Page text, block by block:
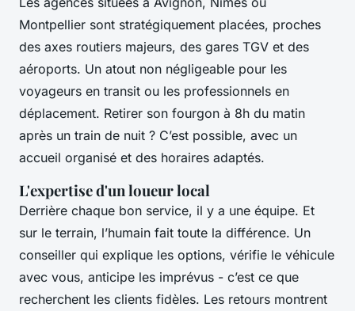
Montpellier sont stratégiquement placées, proches
des axes routiers majeurs, des gares TGV et des
aéroports. Un atout non négligeable pour les
voyageurs en transit ou les professionnels en
déplacement. Retirer son fourgon à 8h du matin
après un train de nuit ? C’est possible, avec un
accueil organisé et des horaires adaptés.
L'expertise d'un loueur local
Derrière chaque bon service, il y a une équipe. Et
sur le terrain, l’humain fait toute la différence. Un
conseiller qui explique les options, vérifie le véhicule
avec vous, anticipe les imprévus - c’est ce que
recherchent les clients fidèles. Les retours montrent